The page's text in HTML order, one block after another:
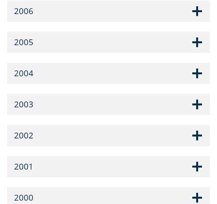
2006
2005
2004
2003
2002
2001
2000